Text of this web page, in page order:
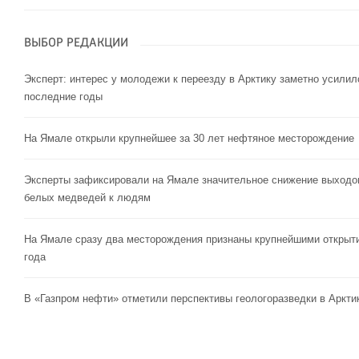
ВЫБОР РЕДАКЦИИ
Эксперт: интерес у молодежи к переезду в Арктику заметно
последние годы
На Ямале открыли крупнейшее за 30 лет нефтяное месторождение
Эксперты зафиксировали на Ямале значительное снижение
белых медведей к людям
На Ямале сразу два месторождения признаны крупнейшими
года
В «Газпром нефти» отметили перспективы геологоразведки в